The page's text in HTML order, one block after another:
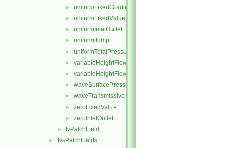
► uniformFixedGradient
► uniformFixedValue
► uniformInletOutlet
► uniformJump
► uniformTotalPressure
► variableHeightFlowRate
► variableHeightFlowRateInletVelocity
► waveSurfacePressure
► waveTransmissive
► zeroFixedValue
► zeroInletOutlet
► fvPatchField
► fvsPatchFields